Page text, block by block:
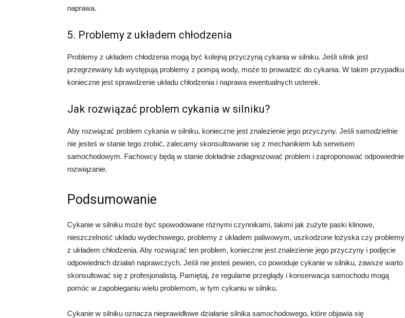
naprawa.
5. Problemy z układem chłodzenia
Problemy z układem chłodzenia mogą być kolejną przyczyną cykania w silniku. Jeśli silnik jest
przegrzewany lub występują problemy z pompą wody, może to prowadzić do cykania. W takim przypadku
konieczne jest sprawdzenie układu chłodzenia i naprawa ewentualnych usterek.
Jak rozwiązać problem cykania w silniku?
Aby rozwiązać problem cykania w silniku, konieczne jest znalezienie jego przyczyny. Jeśli samodzielnie
nie jesteś w stanie tego zrobić, zalecamy skonsultowanie się z mechanikiem lub serwisem
samochodowym. Fachowcy będą w stanie dokładnie zdiagnozować problem i zaproponować odpowiednie
rozwiązanie.
Podsumowanie
Cykanie w silniku może być spowodowane różnymi czynnikami, takimi jak zużyte paski klinowe,
nieszczelność układu wydechowego, problemy z układem paliwowym, uszkodzone łożyska czy problemy
z układem chłodzenia. Aby rozwiązać ten problem, konieczne jest znalezienie jego przyczyny i podjęcie
odpowiednich działań naprawczych. Jeśli nie jesteś pewien, co powoduje cykanie w silniku, zawsze warto
skonsultować się z profesjonalistą. Pamiętaj, że regularne przeglądy i konserwacja samochodu mogą
pomóc w zapobieganiu wielu problemom, w tym cykaniu w silniku.
Cykanie w silniku oznacza nieprawidłowe działanie silnika samochodowego, które objawia się